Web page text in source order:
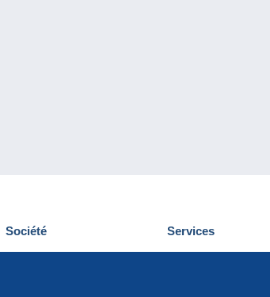
Société
Qui sommes-nous
Services
Découvrir Delcampe